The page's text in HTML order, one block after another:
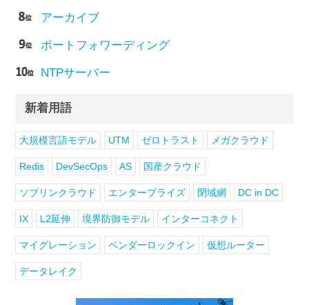
アーカイブ
ポートフォワーディング
NTPサーバー
新着用語
大規模言語モデル UTM ゼロトラスト メガクラウド
Redis DevSecOps AS 国産クラウド
ソブリンクラウド エンタープライズ 閉域網 DC in DC
IX L2延伸 境界防御モデル インターコネクト
マイグレーション ベンダーロックイン 仮想ルーター
データレイク